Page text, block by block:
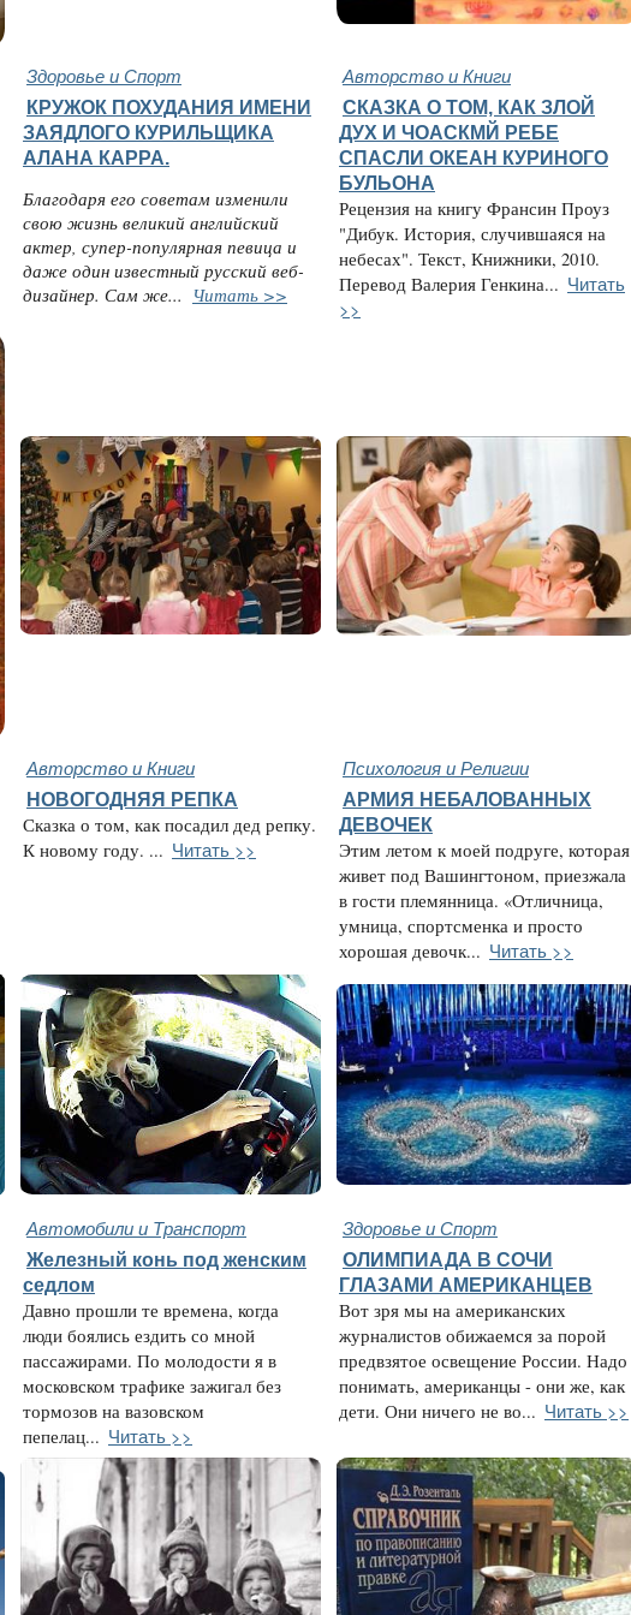
Здоровье и Спорт Авторство и Книги
КРУЖОК ПОХУДАНИЯ ИМЕНИ
ЗАЯДЛОГО КУРИЛЬЩИКА
АЛАНА КАРРА.
Благодаря его советам изменили
свою жизнь великий английский
актер, супер-популярная певица и
даже один известный русский веб-
дизайнер. Сам же... Читать >>
СКАЗКА О ТОМ, КАК ЗЛОЙ
ДУХ И ЧОАСКМЙ РЕБЕ
СПАСЛИ ОКЕАН КУРИНОГО
БУЛЬОНА
Рецензия на книгу Франсин Проуз
"Дибук. История, случившаяся на
небесах". Текст, Книжники, 2010.
Перевод Валерия Генкина... Читать
>>
Авторство и Книги Психология и Религии
НОВОГОДНЯЯ РЕПКА
Сказка о том, как посадил дед репку.
К новому году. ... Читать >>
АРМИЯ НЕБАЛОВАННЫХ
ДЕВОЧЕК
Этим летом к моей подруге, которая
живет под Вашингтоном, приезжала
в гости племянница. «Отличница,
умница, спортсменка и просто
хорошая девочк... Читать >>
Автомобили и Транспорт Здоровье и Спорт
Железный конь под женским
седлом
Давно прошли те времена, когда
люди боялись ездить со мной
пассажирами. По молодости я в
московском трафике зажигал без
тормозов на вазовском
пепелац... Читать >>
ОЛИМПИАДА В СОЧИ
ГЛАЗАМИ АМЕРИКАНЦЕВ
Вот зря мы на американских
журналистов обижаемся за порой
предвзятое освещение России. Надо
понимать, американцы - они же, как
дети. Они ничего не во... Читать >>